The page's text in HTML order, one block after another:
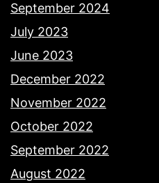
September 2024
July 2023
June 2023
December 2022
November 2022
October 2022
September 2022
August 2022